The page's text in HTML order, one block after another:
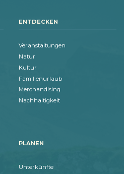
ENTDECKEN
Veranstaltungen
Natur
Kultur
Familienurlaub
Merchandising
Nachhaltigkeit
PLANEN
Unterkünfte